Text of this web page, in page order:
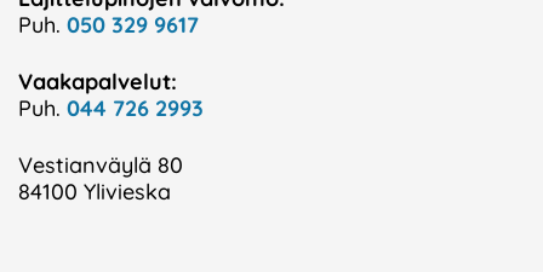
Puh. 050 329 9617
Vaakapalvelut:
Puh. 044 726 2993
Vestianväylä 80
84100 Ylivieska